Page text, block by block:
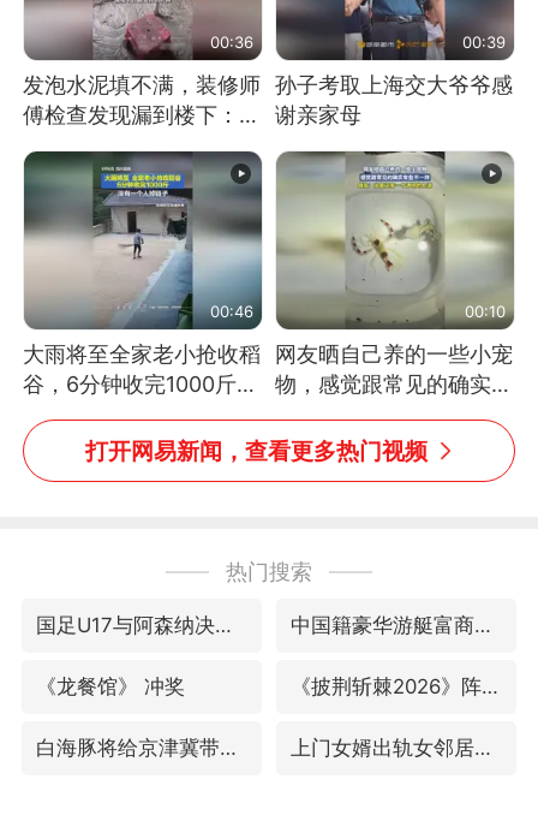
00:36
发泡水泥填不满，装修师
傅检查发现漏到楼下：出
风口未延伸到外墙
00:39
孙子考取上海交大爷爷感
谢亲家母
00:46
大雨将至全家老小抢收稻
谷，6分钟收完1000斤，
没有一个人掉链子
00:10
网友晒自己养的一些小宠
物，感觉跟常见的确实有
些不一样
打开网易新闻，查看更多热门视频
热门搜索
国足U17与阿森纳决赛取消 并列冠军 中国籍豪华游艇富商之子在泰国被杀
《龙餐馆》 冲奖 《披荆斩棘2026》阵容官宣
白海豚将给京津冀带来大暴雨 上门女婿出轨女邻居多年被判重婚罪